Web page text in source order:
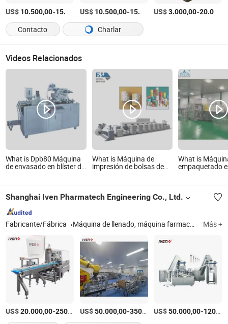
US$ 10.500,00-15.000,00 /set
US$ 10.500,00-15.000,00 /set
US$3.000,00-20.000,00
Contacto Charlar
Videos Relacionados
What is Dpb80 Máquina
de envasado en blíster de
What is Máquina de
impresión de bolsas de
para tazas Flexografía
impresora de empaques
plásticos prensa de cajas
What is
empaquetado
Shanghai Iven Pharmatech Engineering Co., Ltd.
Fabricante/Fábrica Máquina de llenado, máquina farmacéutica, máquina de atención médica, máquina de tratamiento de agua, máquina de dosificación sólida oral, proyecto llave en mano farmacéutico, máquina de recolección de sangre Más +
US$20.000,00-250.000,00 /Pieza
US$50.000,00-350.000,00 /Pieza
US$50.000,00-120.000,00